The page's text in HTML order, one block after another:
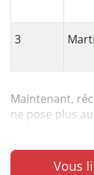
3
Maintenant,
ne pose plus
Vous